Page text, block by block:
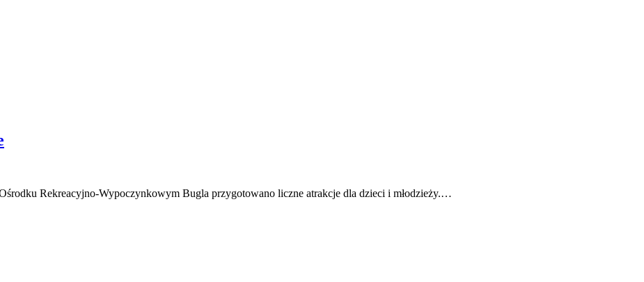
Rekreacyjno-Wypoczynkowym Bugla przygotowano liczne atrakcje dla dzieci i młodzieży.…